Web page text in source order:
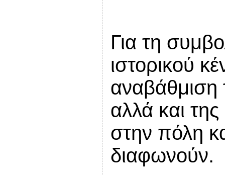
Για τη
ιστορικού
αναβάθμιση
αλλά και της
στην πόλη
διαφωνούν.